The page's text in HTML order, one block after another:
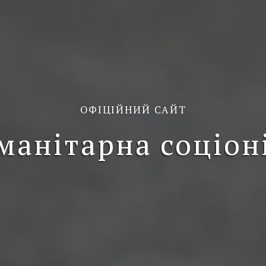
ОФІЦІЙНИЙ САЙТ